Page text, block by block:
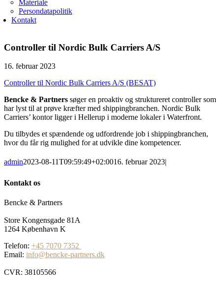
Materiale
Persondatapolitik
Kontakt
Controller til Nordic Bulk Carriers A/S
16. februar 2023
Controller til Nordic Bulk Carriers A/S (BESAT)
Bencke & Partners søger en proaktiv og struktureret controller som
har lyst til at prøve kræfter med shippingbranchen. Nordic Bulk
Carriers’ kontor ligger i Hellerup i moderne lokaler i Waterfront.
Du tilbydes et spændende og udfordrende job i shippingbranchen,
hvor du får rig mulighed for at udvikle dine kompetencer.
admin2023-08-11T09:59:49+02:0016. februar 2023|
Kontakt os
Bencke & Partners
Store Kongensgade 81A
1264 København K
Telefon: +45 7070 7352
Email: info@bencke-partners.dk
CVR: 38105566